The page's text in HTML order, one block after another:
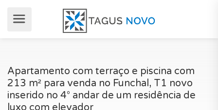
Apartamento com terraço e piscina com
213 m² para venda no Funchal, T1 novo
inserido no 4° andar de um residência de
luxo com elevador